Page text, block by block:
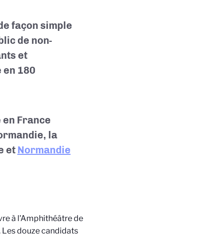
façon simple
de non-
et
180
France
la
et Normandie
à l'Amphithéâtre de
douze candidats